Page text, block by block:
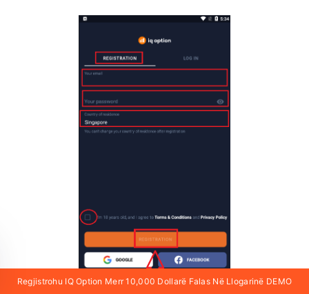
Regjistrohu IQ Option Merr 10,000 Dollarë Falas Në Llogarinë DEMO